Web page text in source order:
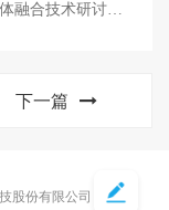
加速AIGC赋能！当虹科技亮相第29届媒体融合技术研讨会（ICTC）
下一篇
股份有限公司